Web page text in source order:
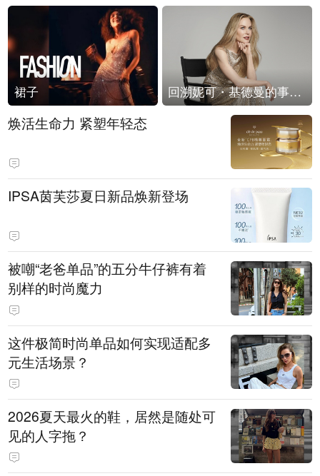
裙子 回溯妮可・基德曼的事业轨迹
焕活生命力 紧塑年轻态
IPSA茵芙莎夏日新品焕新登场
被嘲“老爸单品”的五分牛仔裤有着
别样的时尚魔力
这件极简时尚单品如何实现适配多
元生活场景？
2026夏天最火的鞋，居然是随处可
见的人字拖？